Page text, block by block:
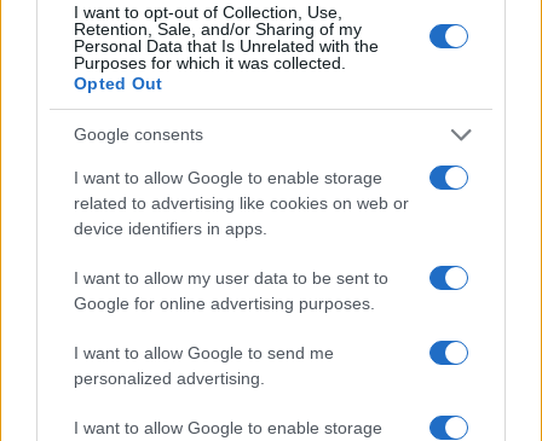
I want to opt-out of Collection, Use,
Retention, Sale, and/or Sharing of my
Personal Data that Is Unrelated with the
Purposes for which it was collected.
Opted Out
Google consents
I want to allow Google to enable storage
related to advertising like cookies on web or
device identifiers in apps.
I want to allow my user data to be sent to
Google for online advertising purposes.
I want to allow Google to send me
personalized advertising.
I want to allow Google to enable storage
Continua a leggere